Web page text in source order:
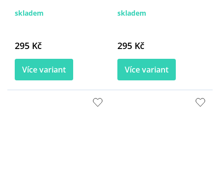
skladem
295 Kč
Více variant
skladem
295 Kč
Více variant